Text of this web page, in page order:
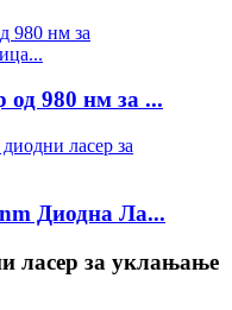
980 нм за ...
Диодна Ла...
ласер за уклањање